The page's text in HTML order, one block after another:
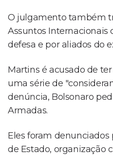
O julgamento também
Assuntos Internacionais
defesa e por aliados do
Martins é acusado de
uma série de
denúncia, Bolsonaro
Armadas.
Eles foram
de Estado, organização